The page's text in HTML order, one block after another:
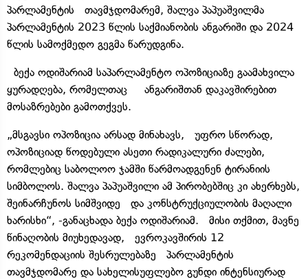
პარლამენტის თავმჯდომარემ, შალვა პაპუაშვილმა
პარლამენტის 2023 წლის საქმიანობის ანგარიში და 2024
წლის სამოქმედო გეგმა წარუდგინა.
ბექა ოდიშარიამ საპარლამენტო ოპოზიციაზე გაამახვილა
ყურადღება, რომელთაც ანგარიშთან დაკავშირებით
მოსაზრებები გამოთქვეს.
„მსგავსი ოპოზიცია არსად მინახავს, უფრო სწორად,
ოპოზიციად წოდებული ასეთი რადიკალური ძალები,
რომლებიც საბოლოო ჯამში წარმოადგენენ ტირანიის
სიმბოლოს. შალვა პაპუაშვილი ამ პირობებშიც კი ახერხებს,
შეინარჩუნოს სიმშვიდე და კონსტრუქციულობის მაღალი
ხარისხი“, -განაცხადა ბექა ოდიშარიამ. მისი თქმით, მავნე
წინაღობის მიუხედავად, ევროკავშირის 12
რეკომენდაციის შესრულებაზე პარლამენტის
თავმჯდომარე და სახელისუფლებო გუნდი ინტენსიურად